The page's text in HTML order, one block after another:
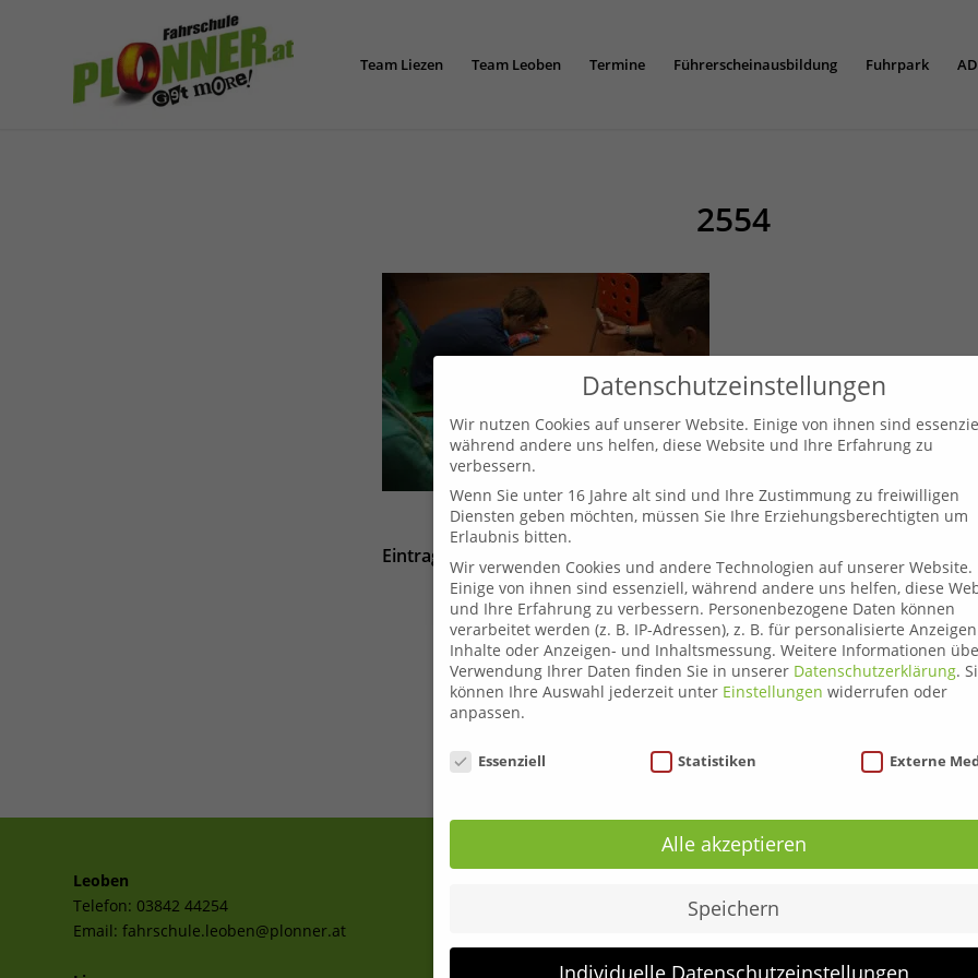
Team Liezen Team Leoben Termine Führerscheinausbildung Fuhrpark
2554
Eintrag teilen
Leoben
Telefon: 03842 44254
Email: fahrschule.leoben@plonner.at
Datenschutzeinstellungen
Wir nutzen Cookies auf unserer Website. Einige von ihnen sind
während andere uns helfen, diese Website und Ihre Erfahrung zu
verbessern.
Wenn Sie unter 16 Jahre alt sind und Ihre Zustimmung zu freiwilligen
Diensten geben möchten, müssen Sie Ihre Erziehungsberechtigten um
Erlaubnis bitten.
Wir verwenden Cookies und andere Technologien auf unserer Website.
Einige von ihnen sind essenziell, während andere uns helfen, diese
und Ihre Erfahrung zu verbessern. Personenbezogene Daten können
verarbeitet werden (z. B. IP-Adressen), z. B. für personalisierte
Inhalte oder Anzeigen- und Inhaltsmessung. Weitere Informationen
Verwendung Ihrer Daten finden Sie in unserer Datenschutzerklärung.
können Ihre Auswahl jederzeit unter Einstellungen widerrufen oder
anpassen.
Datenschutzeinstellungen
Essenziell Statistiken Externe
Alle akzeptieren
Speichern
Individuelle Datenschutzeinstellungen